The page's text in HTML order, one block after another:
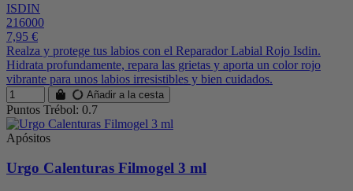
ISDIN
216000
7,95 €
Realza y protege tus labios con el Reparador Labial Rojo Isdin.
Hidrata profundamente, repara las grietas y aporta un color rojo
vibrante para unos labios irresistibles y bien cuidados.
Añadir a la cesta
Puntos Trébol: 0.7
Apósitos
Urgo Calenturas Filmogel 3 ml